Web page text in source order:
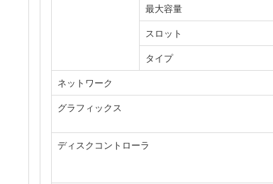
最大容量
スロット
タイプ
ネットワーク
グラフィックス
ディスクコントローラ